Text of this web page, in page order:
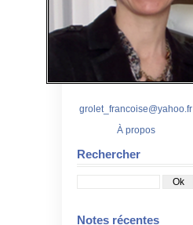
grolet_francoise@yahoo.fr
À propos
Rechercher
Notes récentes